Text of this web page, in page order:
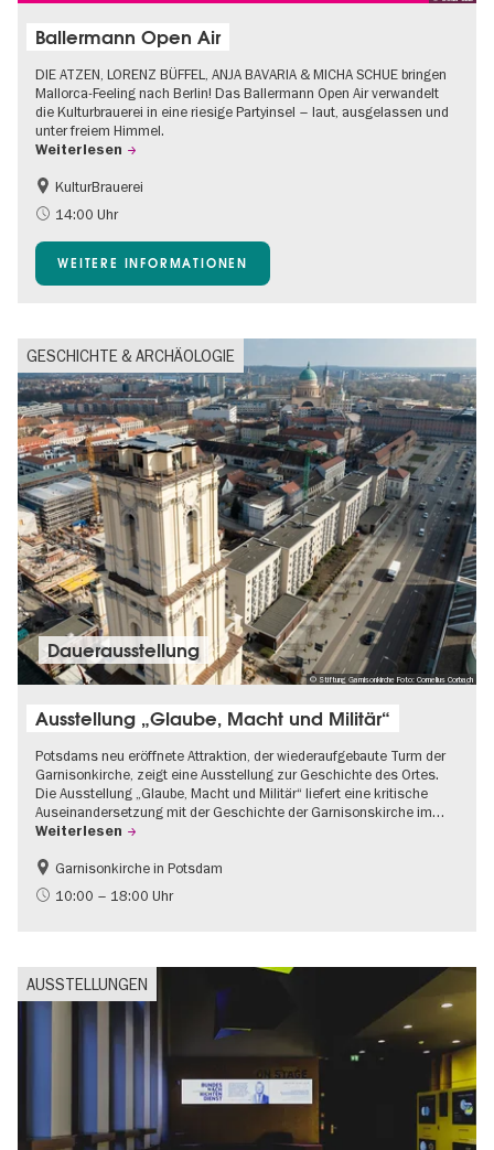
Ballermann Open Air
DIE ATZEN, LORENZ BÜFFEL, ANJA BAVARIA & MICHA SCHUE bringen
Mallorca-Feeling nach Berlin! Das Ballermann Open Air verwandelt
die Kulturbrauerei in eine riesige Partyinsel – laut, ausgelassen und
unter freiem Himmel.
Weiterlesen
Barrierefrei
Going local Berlin
Open Air
KulturBrauerei
14:00 Uhr
WEITERE INFORMATIONEN
GESCHICHTE & ARCHÄOLOGIE
© Stiftung Garnisonkirche Foto: Cornelius Corbach
Dauer­aus­stel­lung
Ausstellung „Glaube, Macht und Militär“
Potsdams neu eröffnete Attraktion, der wiederaufgebaute Turm der
Garnisonkirche, zeigt eine Ausstellung zur Geschichte des Ortes.
Die Ausstellung „Glaube, Macht und Militär“ liefert eine kritische
Auseinandersetzung mit der Geschichte der Garnisonskirche im…
Weiterlesen
Geschichte
Brandenburg
Garnisonkirche in Potsdam
10:00 – 18:00 Uhr
AUSSTELLUNGEN